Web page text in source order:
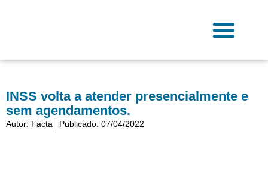
INSS volta a atender presencialmente e
sem agendamentos.
Autor: Facta Publicado: 07/04/2022